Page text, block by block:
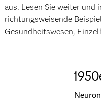
aus. Lesen Sie weiter und
richtungsweisende
Gesundheitswesen,